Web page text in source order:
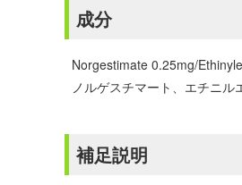
成分
Norgestimate 0.25mg/
ノルゲスチマート、エチニル
補足説明